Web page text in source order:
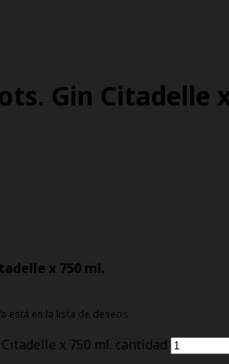
Gin Citadelle
x 750 ml.
está en la lista de deseos
Citadelle x 750 ml. cantidad